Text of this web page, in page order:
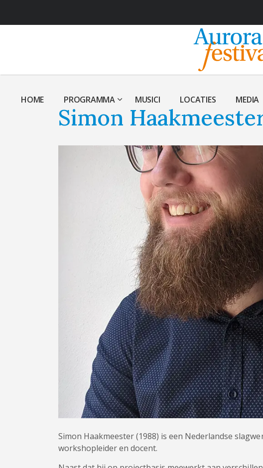
HOME PROGRAMMA MUSICI LOCATIES MEDIA
Simon
Simon Haakmeester (1988) is een Nederlandse
workshopleider en docent.